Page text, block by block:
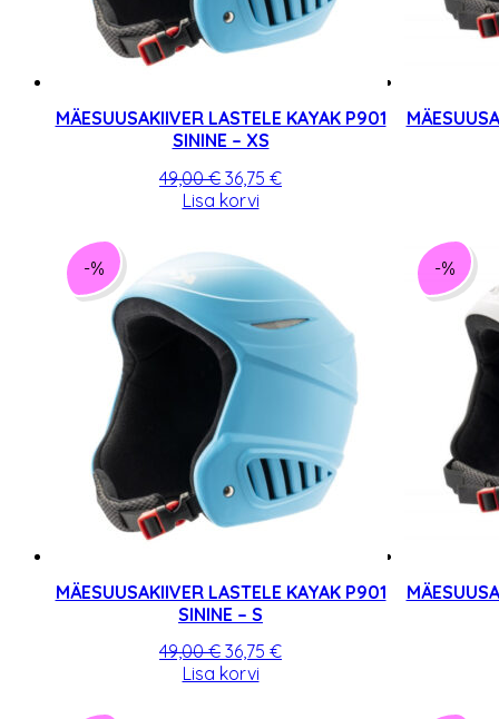
MÄESUUSAKIIVER LASTELE KAYAK P901
SININE – XS
49,00€ Algne
hind
36,75 €Praegune
Lisa korvi
-%
MÄESUUSAKIIVER LASTELE KAYAK P901
SININE – S
49,00€ Algne
hind
36,75 €Praegune
Lisa korvi
-%